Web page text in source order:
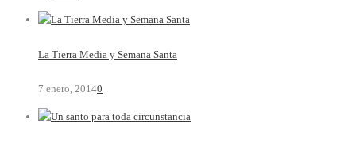
La Tierra Media y Semana Santa
7 enero, 20140